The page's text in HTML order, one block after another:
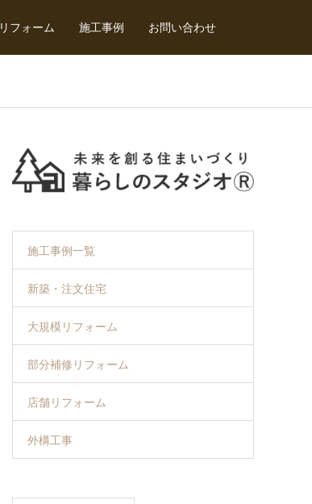
リフォーム 施工事例 お問い合わせ
施工事例一覧
新築・注文住宅
大規模リフォーム
部分補修リフォーム
店舗リフォーム
外構工事